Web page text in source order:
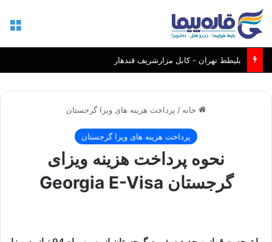
خانه / پرداخت هزینه های ویزا گرجستان
پرداخت هزینه های ویزا گرجستان
نحوه پرداخت هزینه ویزای
گرجستان Georgia E-Visa